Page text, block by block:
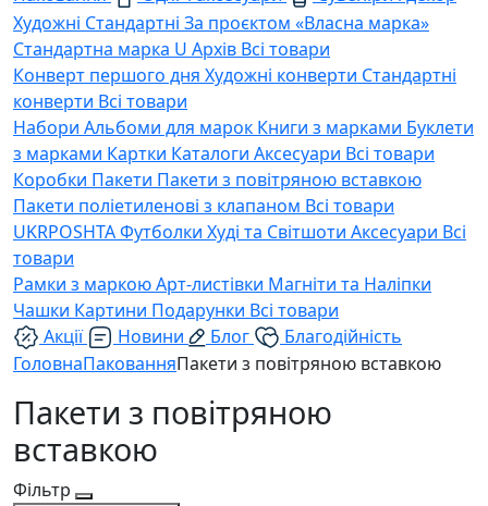
Художні Стандартні За проєктом «Власна марка»
Стандартна марка U Архів Всі товари
Конверт першого дня Художні конверти Стандартні
конверти Всі товари
Набори Альбоми для марок Книги з марками Буклети
з марками Картки Каталоги Аксесуари Всі товари
Коробки Пакети Пакети з повітряною вставкою
Пакети поліетиленові з клапаном Всі товари
UKRPOSHTAФутболки Худі та Світшоти Аксесуари Всі
товари
Рамки з маркоюАрт-листівки Магніти та Наліпки
Чашки Картини Подарунки Всі товари
Акції
Новини Блог
Благодійність
ГоловнаПакованняПакети з повітряною вставкою
Пакети з повітряною
вставкою
Фільтр